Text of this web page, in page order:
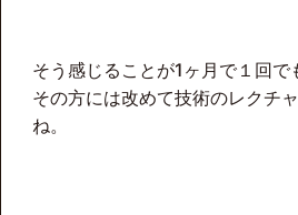
そう感じることが1ヶ月で１回で
その方には改めて技術のレクチ
ね。